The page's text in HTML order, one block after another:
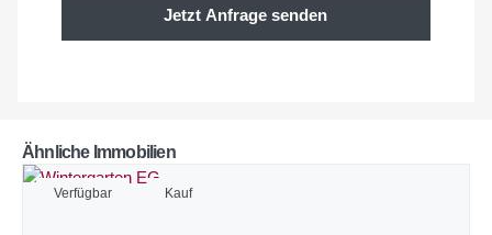
Jetzt Anfrage senden
Ähnliche Immobilien
Verfügbar Kauf